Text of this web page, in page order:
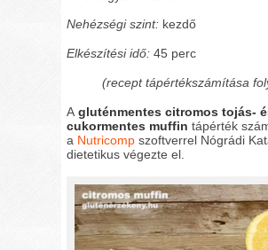
Nehézségi szint: kezdő
Elkészítési idő: 45 perc
(recept tápértékszámítása
A gluténmentes citromos tojás-
cukormentes muffin tápérték
a Nutricomp szoftverrel Nógrádi
dietetikus végezte el.